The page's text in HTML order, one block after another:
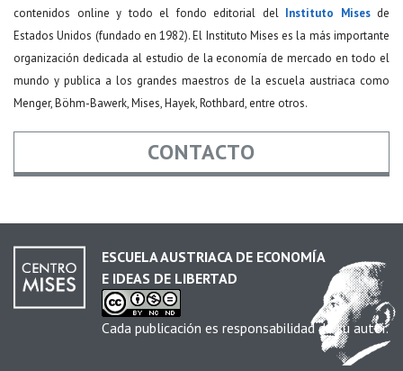
contenidos online y todo el fondo editorial del Instituto Misesde
Estados Unidos (fundado en 1982). El Instituto Mises es la más importante
organización dedicada al estudio de la economía de mercado en todo el
mundo y publica a los grandes maestros de la escuela austriaca como
Menger, Böhm-Bawerk, Mises, Hayek, Rothbard, entre otros.
CONTACTO
Email *
ESCUELA AUSTRIACA DE ECONOMÍA
E IDEAS DE LIBERTAD
Cada publicación es responsabilidad de su autor.